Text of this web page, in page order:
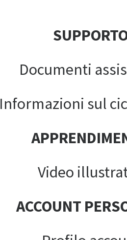
Documenti
Informazioni sul
Video
ACCOUNT